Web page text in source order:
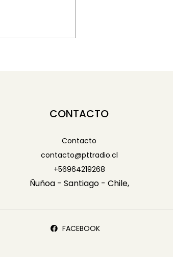
CONTACTO
Contacto
contacto@pttradio.cl
+56964219268
Ñuñoa - Santiago - Chile,
FACEBOOK